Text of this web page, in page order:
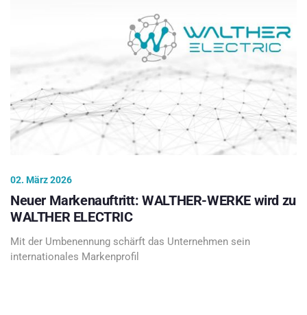
02. März 2026
Neuer Markenauftritt: WALTHER-WERKE wird zu
WALTHER ELECTRIC
Mit der Umbenennung schärft das Unternehmen sein
internationales Markenprofil